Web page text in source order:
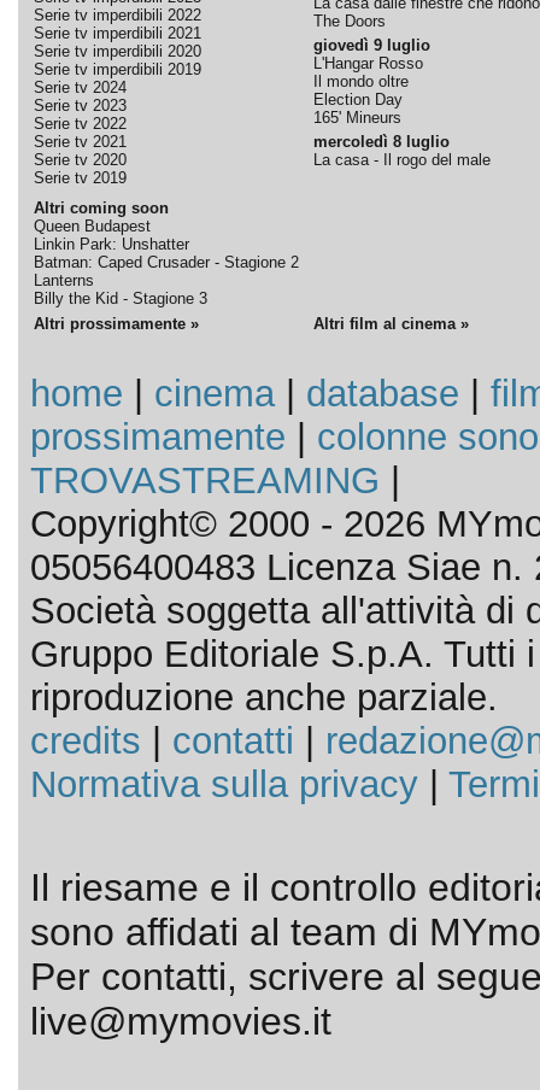
Serie tv imperdibili 2022
Serie tv imperdibili 2021
Serie tv imperdibili 2020
Serie tv imperdibili 2019
Serie tv 2024
Serie tv 2023
Serie tv 2022
Serie tv 2021
Serie tv 2020
Serie tv 2019
Altri coming soon
Queen Budapest
Linkin Park: Unshatter
Batman: Caped Crusader - Stagione 2
Lanterns
Billy the Kid - Stagione 3
The Doors
giovedì 9 luglio
L'Hangar Rosso
Il mondo oltre
Election Day
165' Mineurs
mercoledì 8 luglio
La casa - Il rogo del male
Altri prossimamente » Altri film al cinema »
home cinema| database
prossimamente
colonne
TROVASTREAMING
Copyright© 2000 - 2026
05056400483 Licenza Siae n.
Società soggetta all'attività di
Gruppo Editoriale S.p.A. Tutti
riproduzione anche parziale.
credits
contatti
Normativa sulla privacy|
Il riesame e il controllo
sono affidati al team di
Per contatti, scrivere al
live@mymovies.it